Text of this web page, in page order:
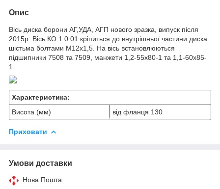
Опис
Вісь диска борони АГ,УДА, АГП нового зразка, випуск після
2015р. Вісь КО 1.0.01 кріпиться до внутрішньої частини диска
шістьма болтами М12х1,5. На вісь встановлюються
підшипники 7508 та 7509, манжети 1,2-55х80-1 та 1,1-60х85-
1.
Характеристика:
Висота (мм)
від фланця 130
Приховати
Умови доставки
Нова Пошта